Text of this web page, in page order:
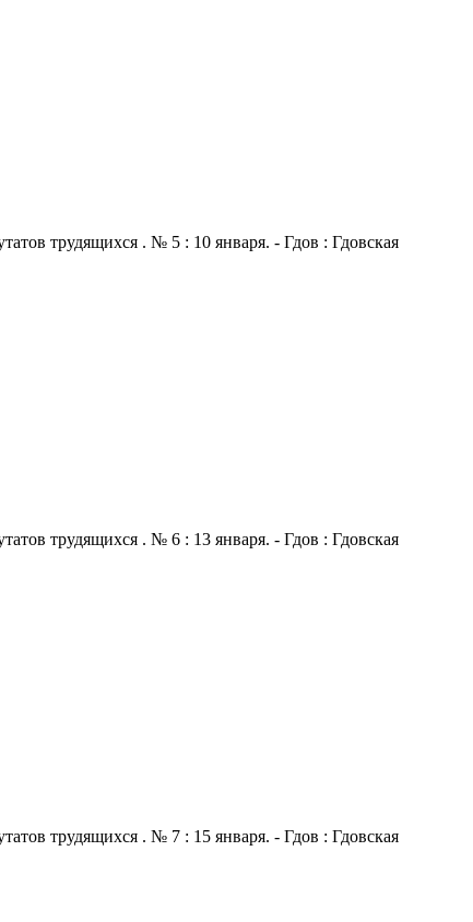
трудящихся . № 5 : 10 января. - Гдов : Гдовская
трудящихся . № 6 : 13 января. - Гдов : Гдовская
трудящихся . № 7 : 15 января. - Гдов : Гдовская